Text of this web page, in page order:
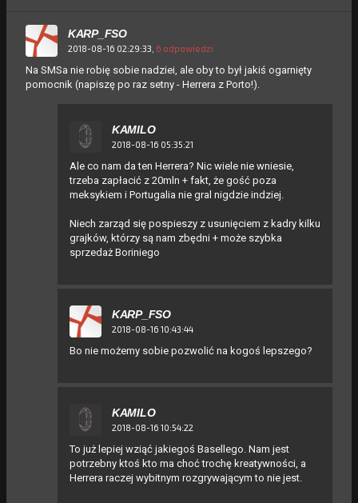
KARP_FSO
2018-08-16 02:29:33, 6 odpowiedzi
Na SMSa nie robię sobie nadziei, ale oby to był jakiś ogarnięty
pomocnik (napiszę po raz setny - Herrera z Porto!).
KAMILO
2018-08-16 05:35:21
Ale co nam da ten Herrera? Nic wiele nie wniesie,
trzeba zapłacić z 20mln + fakt, że gość poza
meksykiem i Portugalia nie gral nigdzie indziej.
Niech zarząd się pospieszy z usunięciem z kadry kilku
grajków, którzy są nam zbędni + może szybka
sprzedaż Boriniego
KARP_FSO
2018-08-16 10:43:44
Bo nie możemy sobie pozwolić na kogoś lepszego?
KAMILO
2018-08-16 10:54:22
To już lepiej wziąć jakiegoś Basellego. Nam jest
potrzebny ktoś kto ma choć trochę kreatywności, a
Herrera raczej wybitnym rozgrywającym to nie jest.